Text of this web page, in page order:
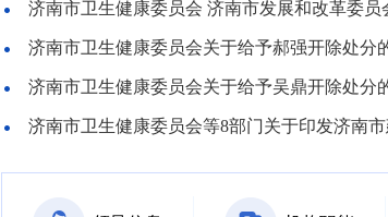
济南市卫生健康委员会 济南市发展和改革委员
济南市卫生健康委员会关于给予郝强开除处分
济南市卫生健康委员会关于给予吴鼎开除处分